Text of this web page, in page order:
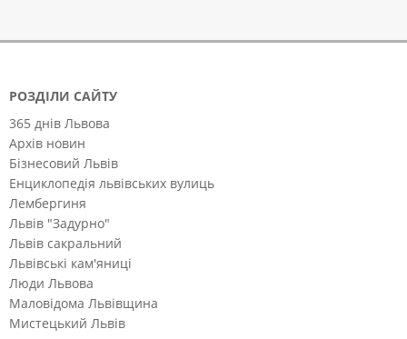
РОЗДІЛИ САЙТУ
365 днів Львова
Архів новин
Бізнесовий Львів
Енциклопедія львівських вулиць
Лембергиня
Львів "Задурно"
Львів сакральний
Львівські кам'яниці
Люди Львова
Маловідома Львівщина
Мистецький Львів